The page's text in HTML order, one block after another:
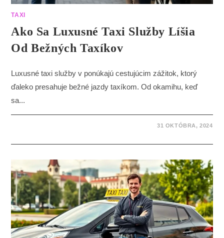
TAXI
Ako Sa Luxusné Taxi Služby Líšia
Od Bežných Taxíkov
Luxusné taxi služby v ponúkajú cestujúcim zážitok, ktorý
ďaleko presahuje bežné jazdy taxíkom. Od okamihu, keď
sa...
31 OKTÓBRA, 2024